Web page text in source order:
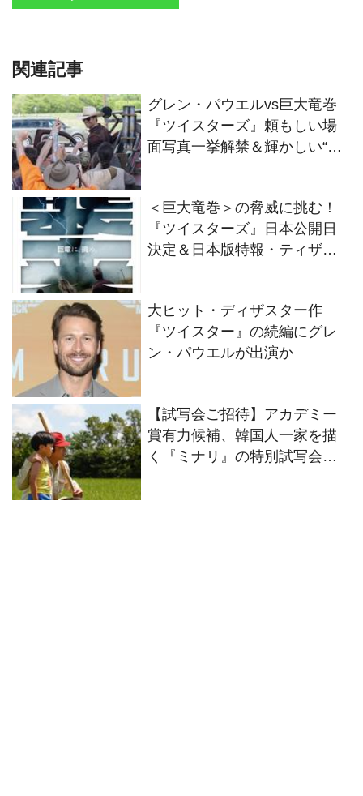
関連記事
グレン・パウエルvs巨大竜巻
『ツイスターズ』頼もしい場
面写真一挙解禁＆輝かしい“戦
＜巨大竜巻＞の脅威に挑む！
『ツイスターズ』日本公開日
決定＆日本版特報・ティザー
大ヒット・ディザスター作
『ツイスター』の続編にグレ
ン・パウエルが出演か
【試写会ご招待】アカデミー
賞有力候補、韓国人一家を描
く『ミナリ』の特別試写会ご